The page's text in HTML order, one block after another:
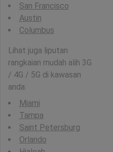
San Francisco
Austin
Columbus
Lihat juga liputan
rangkaian mudah alih 3G
/ 4G / 5G di kawasan
anda:
Miami
Tampa
Saint Petersburg
Orlando